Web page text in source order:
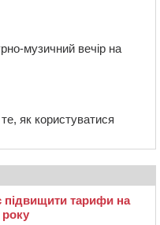
музичний вечір на
як користуватися
підвищити тарифи на
року